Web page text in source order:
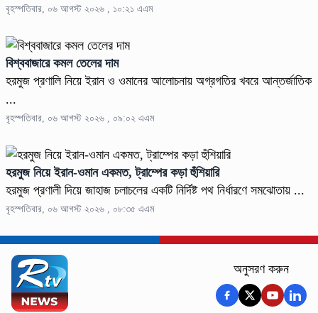
বৃহস্পতিবার, ০৬ আগস্ট ২০২৬ , ১০:২১ এএম
বিশ্ববাজারে কমল তেলের দাম
হরমুজ প্রণালি নিয়ে ইরান ও ওমানের আলোচনায় অগ্রগতির খবরে আন্তর্জাতিক
...
বৃহস্পতিবার, ০৬ আগস্ট ২০২৬ , ০৯:০২ এএম
হরমুজ নিয়ে ইরান-ওমান একমত, ট্রাম্পের কড়া হুঁশিয়ারি
হরমুজ প্রণালী দিয়ে জাহাজ চলাচলের একটি নির্দিষ্ট পথ নির্ধারণে সমঝোতায় ...
বৃহস্পতিবার, ০৬ আগস্ট ২০২৬ , ০৮:৩৫ এএম
অনুসরণ করুন